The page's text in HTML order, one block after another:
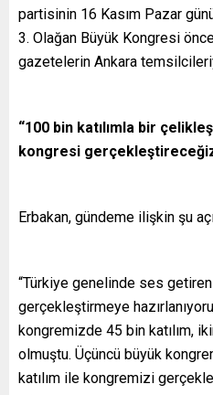
partisinin 16 Kasım Pazar
3. Olağan Büyük Kongresi
gazetelerin Ankara
“100 bin katılımla bir
kongresi
Erbakan, gündeme ilişkin şu
“Türkiye genelinde ses
gerçekleştirmeye
kongremizde 45 bin katılım,
olmuştu. Üçüncü büyük
katılım ile kongremizi